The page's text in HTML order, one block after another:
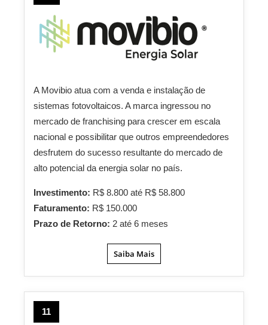
A Movibio atua com a venda e instalação de
sistemas fotovoltaicos. A marca ingressou no
mercado de franchising para crescer em escala
nacional e possibilitar que outros empreendedores
desfrutem do sucesso resultante do mercado de
alto potencial da energia solar no país.
Investimento: R$ 8.800 até R$ 58.800
Faturamento: R$ 150.000
Prazo de Retorno: 2 até 6 meses
Saiba Mais
11